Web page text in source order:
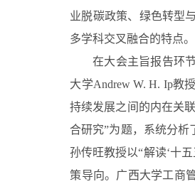
业脱碳政策、绿色转型
多学科交叉融合的特点。
在大会主旨报告环
大学Andrew W. H. Ip教
持续发展之间的内在关
合研究”为题，系统分
孙传旺教授以“解读‘十
策导向。广西大学工商